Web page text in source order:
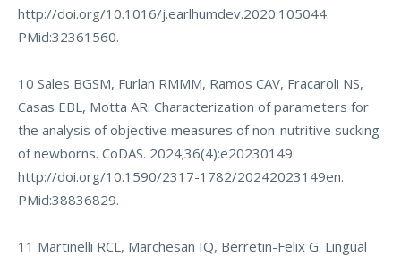
http://doi.org/10.1016/j.earlhumdev.2020.105044.
PMid:32361560.
10 Sales BGSM, Furlan RMMM, Ramos CAV, Fracaroli NS,
Casas EBL, Motta AR. Characterization of parameters for
the analysis of objective measures of non-nutritive sucking
of newborns. CoDAS. 2024;36(4):e20230149.
http://doi.org/10.1590/2317-1782/20242023149en.
PMid:38836829.
11 Martinelli RCL, Marchesan IQ, Berretin-Felix G. Lingual